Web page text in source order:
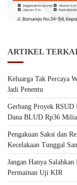
ARTIKEL
Keluarga Tak Percaya
Jadi Penentu
Gerbang Proyek RSUD
Dana BLUD Rp36
Pengakuan Saksi dan
Kecelakaan Tunggal
Jangan Hanya
Permainan Uji KIR